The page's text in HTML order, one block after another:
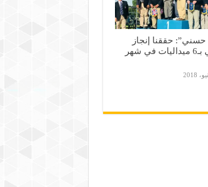
حسني”: حققنا إنجاز
تاريخي بـ6 ميداليات في شهر